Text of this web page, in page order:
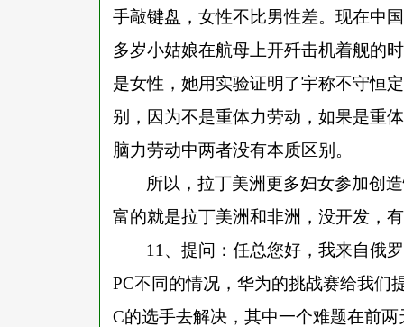
手敲键盘，女性不比男性差。现在中
多岁小姑娘在航母上开歼击机着舰的
是女性，她用实验证明了宇称不守恒
别，因为不是重体力劳动，如果是重
脑力劳动中两者没有本质区别。
所以，拉丁美洲更多妇女参加创
富的就是拉丁美洲和非洲，没开发，
11、提问：任总您好，我来自俄
PC不同的情况，华为的挑战赛给我们
C的选手去解决，其中一个难题在前